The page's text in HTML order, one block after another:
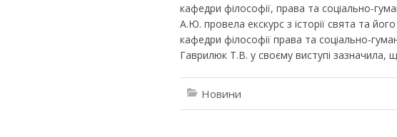
кафедри філософії, права та соціально-
А.Ю. провела екскурс з історії свята та
кафедри філософії права та соціально-
Гаврилюк Т.В. у своєму виступі зазначила,
Новини